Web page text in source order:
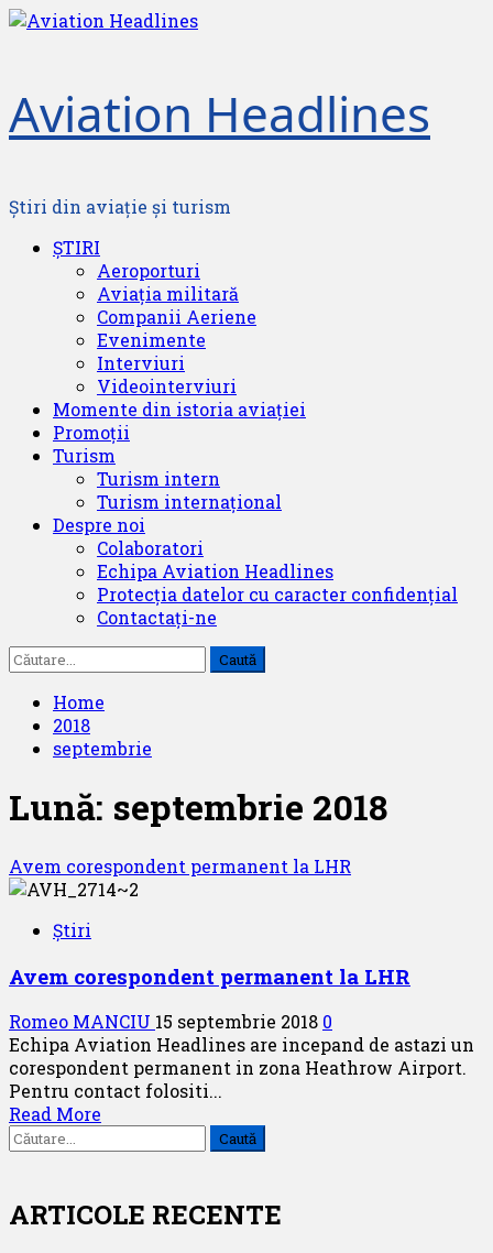
Skip
Aviation Headlines
Știri din aviație și turism
Primary
ȘTIRI
Aeroporturi
Aviația militară
Companii Aeriene
Evenimente
Interviuri
Videointerviuri
Momente din istoria aviației
Promoții
Turism
Turism intern
Turism internațional
Despre noi
Colaboratori
Echipa Aviation Headlines
Protecția datelor cu caracter confidențial
Contactați-ne
Caută
după:
Home
2018
septembrie
Lună: septembrie 2018
Avem corespondent permanent la LHR
Știri
Avem corespondent permanent la LHR
Romeo MANCIU 15 septembrie 2018 0
Echipa Aviation Headlines are incepand de astazi un
corespondent permanent in zona Heathrow Airport.
Pentru contact folositi...
Read More
about
corespondent
permanent
Caută
după:
ARTICOLE RECENTE